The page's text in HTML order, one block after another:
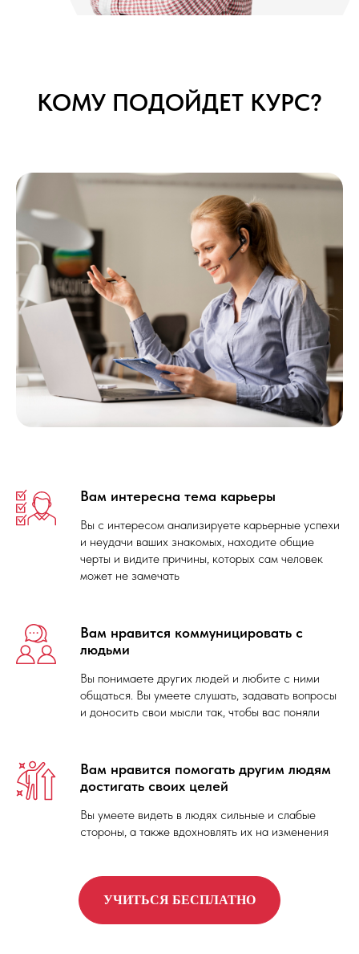
КОМУ ПОДОЙДЕТ КУРС?
Вам интересна тема карьеры
Вы с интересом анализируете карьерные успехи
и неудачи ваших знакомых, находите общие
черты и видите причины, которых сам человек
может не замечать
Вам нравится коммуницировать с
людьми
Вы понимаете других людей и любите с ними
общаться. Вы умеете слушать, задавать вопросы
и доносить свои мысли так, чтобы вас поняли
Вам нравится помогать другим людям
достигать своих целей
Вы умеете видеть в людях сильные и слабые
стороны, а также вдохновлять их на изменения
УЧИТЬСЯ БЕСПЛАТНО